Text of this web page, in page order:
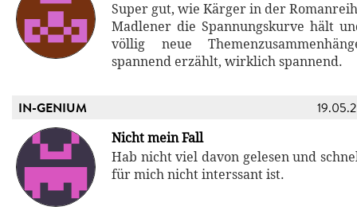
Super gut, wie Kärger in der
Madlener die Spannungskurve hält
völlig neue
spannend erzählt, wirklich spannend.
IN-GENIUM
Nicht mein Fall
Hab nicht viel davon gelesen und
für mich nicht interssant ist.